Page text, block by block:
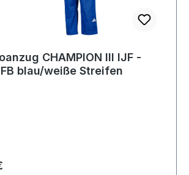
CHAMPION III IJF -
blau/weiße Streifen